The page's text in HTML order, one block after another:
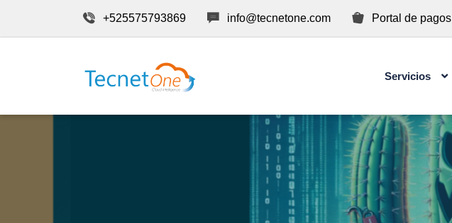
+525575793869 info@tecnetone.com Portal de pagos
Servicios